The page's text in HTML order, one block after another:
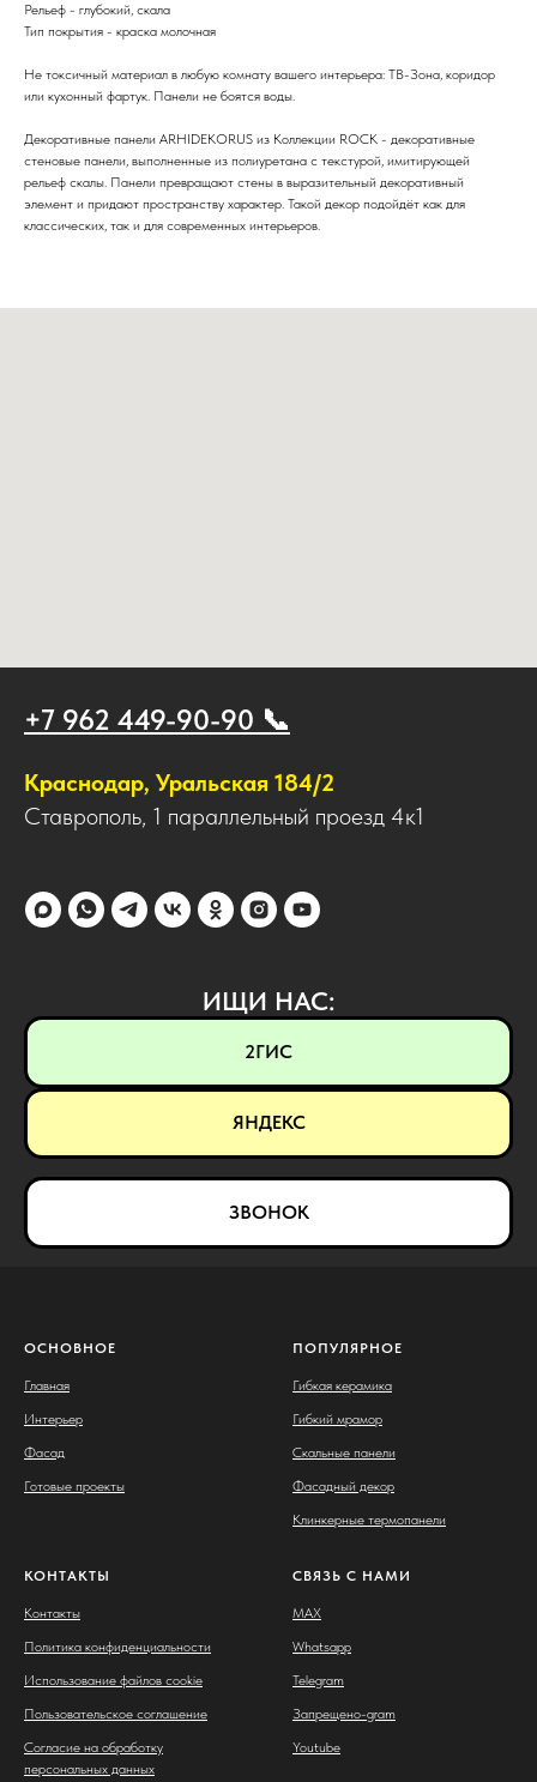
Рельеф - глубокий, скала
Тип покрытия - краска молочная
Не токсичный материал в любую комнату вашего интерьера: ТВ-Зона, коридор
или кухонный фартук. Панели не боятся воды.
Декоративные панели ARHIDEKORUS из Коллекции ROCK - декоративные
стеновые панели, выполненные из полиуретана с текстурой, имитирующей
рельеф скалы. Панели превращают стены в выразительный декоративный
элемент и придают пространству характер. Такой декор подойдёт как для
классических, так и для современных интерьеров.
+7 962 449-90-90 📞
Краснодар, Уральская 184/2
Ставрополь, 1 параллельный проезд 4к1
ИЩИ НАС:
2ГИС
ЯНДЕКС
ЗВОНОК
ОСНОВНОЕ
Главная
Интерьер
Фасад
Готовые проекты
ПОПУЛЯРНОЕ
Гибкая керамика
Гибкий мрамор
Скальные панели
Фасадный декор
Клинкерные термопанели
КОНТАКТЫ
Контакты
Политика конфиденциальности
Использование файлов cookie
Пользовательское соглашение
Согласие на обработку
персональных данных
СВЯЗЬ С НАМИ
MAX
Whatsapp
Telegram
Запрещено-gram
Youtube